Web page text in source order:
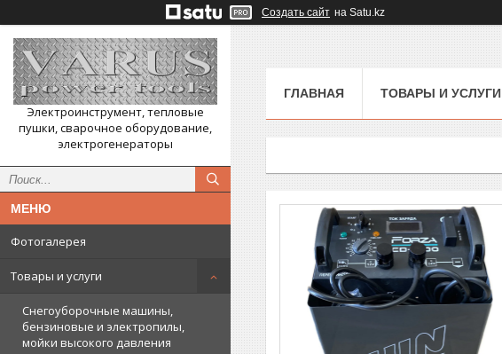
Создать сайт на Satu.kz
Электроинструмент, тепловые
пушки, сварочное оборудование,
электрогенераторы
Фотогалерея
Товары и услуги
Снегоуборочные машины,
бензиновые и электропилы,
мойки высокого давления
ГЛАВНАЯ ТОВАРЫ И УСЛУГИ